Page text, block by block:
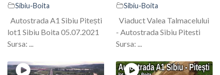
Sibiu-Boita
Autostrada A1 Sibiu Pitești
lot1 Sibiu Boita 05.07.2021
Sursa: ...
Sibiu-Boita
Viaduct Valea Talmacelului
- Autostrada Sibiu Pitesti
Sursa: ...